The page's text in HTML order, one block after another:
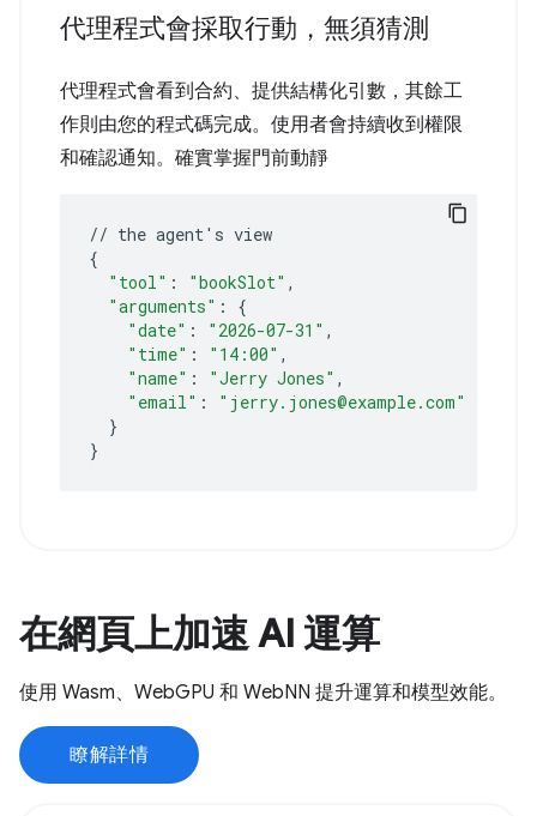
代理程式會採取行動，無須猜測
代理程式會看到合約、提供結構化引數，其餘工
作則由您的程式碼完成。使用者會持續收到權限
和確認通知。確實掌握門前動靜
// the agent' s
{
"tool" : "bookSlot"
"arguments" :
{
"date" : "2026-07-31"
"time" : "14:00"
"name" : "Jerry Jones"
"email" :
"jerry.jones@example.com"
}
}
在網頁上加速 AI 運算
使用 Wasm、WebGPU 和 WebNN 提升運算和模型效能。
瞭解詳情